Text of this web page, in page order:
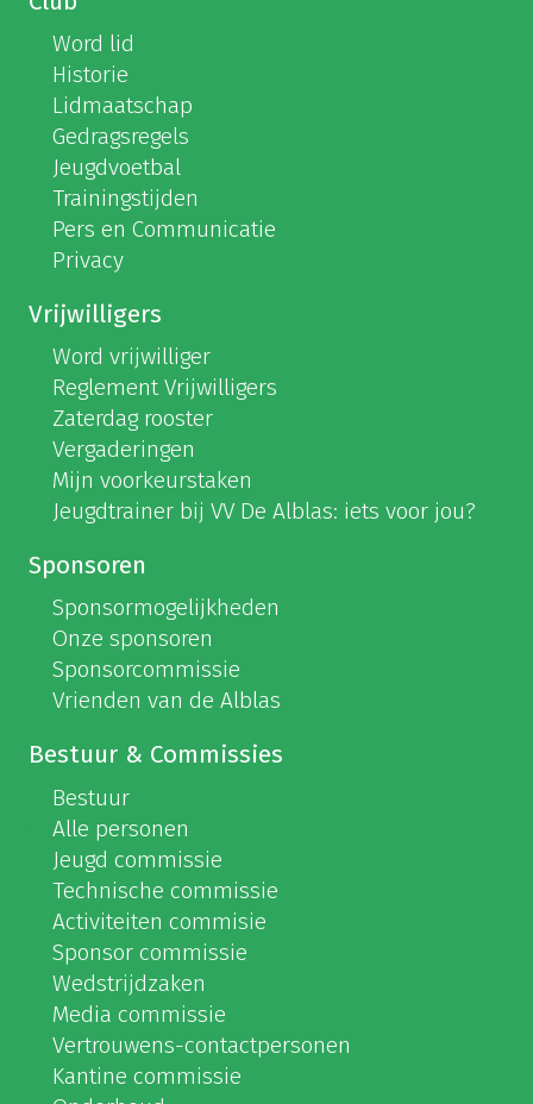
Word lid
Historie
Lidmaatschap
Gedragsregels
Jeugdvoetbal
Trainingstijden
Pers en Communicatie
Privacy
Vrijwilligers
Word vrijwilliger
Reglement Vrijwilligers
Zaterdag rooster
Vergaderingen
Mijn voorkeurstaken
Jeugdtrainer bij VV De Alblas: iets voor jou?
Sponsoren
Sponsormogelijkheden
Onze sponsoren
Sponsorcommissie
Vrienden van de Alblas
Bestuur & Commissies
Bestuur
Alle personen
Jeugd commissie
Technische commissie
Activiteiten commisie
Sponsor commissie
Wedstrijdzaken
Media commissie
Vertrouwens-contactpersonen
Kantine commissie